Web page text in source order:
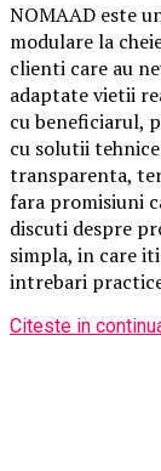
NOMAAD este
modulare la
clienti care au
adaptate vietii
cu beneficiarul,
cu solutii
transparenta,
fara promisiuni
discuti despre
simpla, in care
intrebari
Citeste in